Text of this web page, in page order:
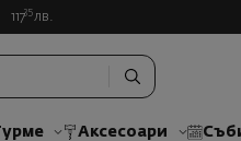
11735 лв.
Аксесоари